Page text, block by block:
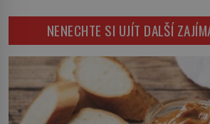
který si vysloužil
najdeme v
Sapanta,
hygieniků či
výslechu
koupaliště.
alternativa. Jaká?
hladinu a zjistit,
konkrétní vodní
dávno před vámi.
bioindikátory […]
NENECHTE SI UJÍT DALŠÍ